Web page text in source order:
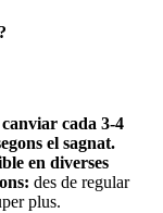
canviar cada 3-4
el sagnat.
en diverses
des de regular
plus.